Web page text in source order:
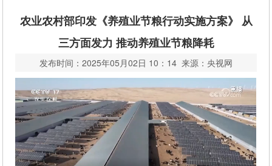
农业农村部印发《养殖业节粮行动实施方案》 从
三方面发力 推动养殖业节粮降耗
发布时间：2025年05月02日 10：14 来源：央视网